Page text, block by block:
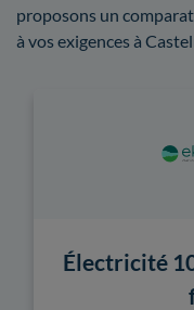
proposons un
à vos exigences à
Électricité